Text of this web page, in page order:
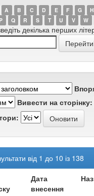
A B C D E F G H
P Q R S T U V W
декілька перших
Вивести на сторінку:
від 1 до 10 із 138
Дата
внесення